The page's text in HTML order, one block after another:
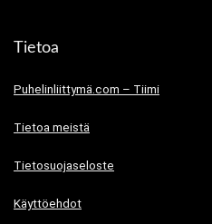
Tietoa
Puhelinliittymä.com – Tiimi
Tietoa meistä
Tietosuojaseloste
Käyttöehdot